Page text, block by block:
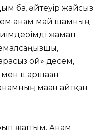
ба, әйтеуір жайсыз
анам май шамның
жамап
ғой» десем,
мен шаршаған
маған айтқан
жаттым. Анам